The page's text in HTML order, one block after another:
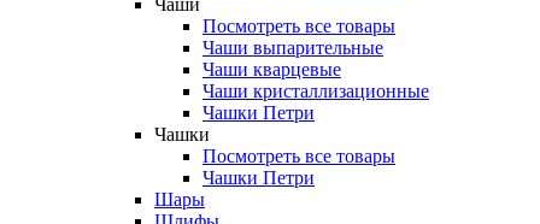
Чаши
Посмотреть все товары
Чаши выпарительные
Чаши кварцевые
Чаши кристаллизационные
Чашки Петри
Чашки
Посмотреть все товары
Чашки Петри
Шары